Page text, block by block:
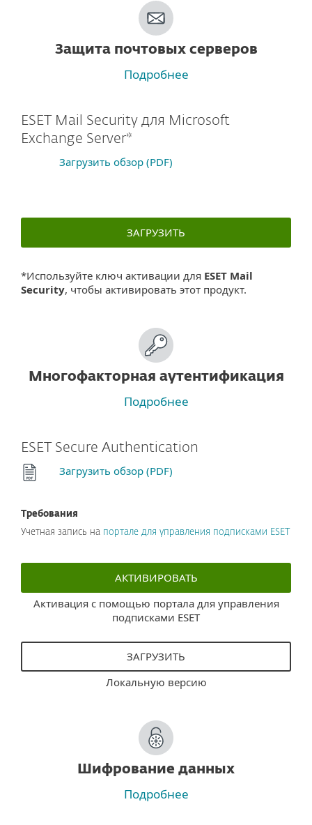
Защита почтовых серверов
Подробнее
ESET Mail Security для Microsoft
Exchange Server*
Загрузить обзор (PDF)
ЗАГРУЗИТЬ
*Используйте ключ активации для ESET Mail
Security, чтобы активировать этот продукт.
Многофакторная аутентификация
Подробнее
ESET Secure Authentication
Загрузить обзор (PDF)
Требования
Учетная запись на портале для управления подписками ESET
АКТИВИРОВАТЬ
Активация с помощью портала для управления
подписками ESET
ЗАГРУЗИТЬ
Локальную версию
Шифрование данных
Подробнее